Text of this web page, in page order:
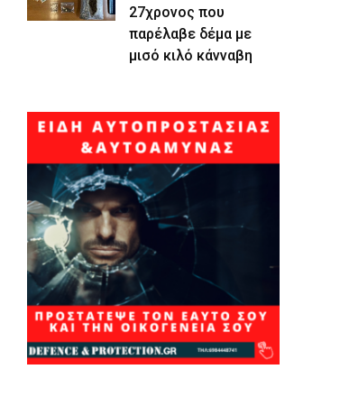
27χρονος που
παρέλαβε δέμα με
μισό κιλό κάνναβη